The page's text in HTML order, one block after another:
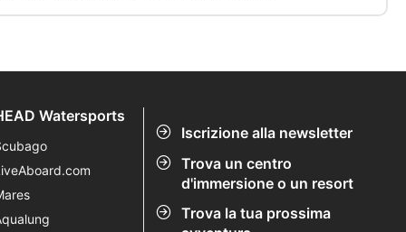
Iscrizione alla newsletter
Trova un centro
d'immersione o un resort
Trova la tua prossima
Watersports